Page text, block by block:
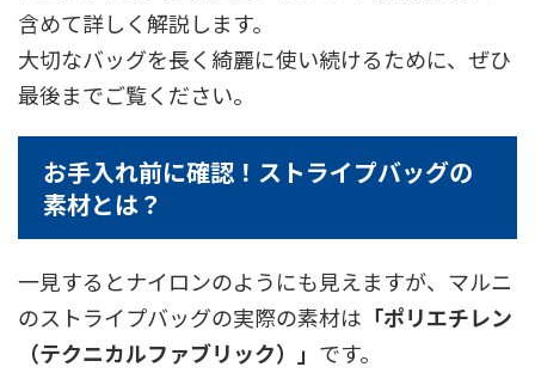
含めて詳しく解説します。
大切なバッグを長く綺麗に使い続けるために、ぜひ
最後までご覧ください。
お手入れ前に確認！ストライプバッグの
素材とは？
一見するとナイロンのようにも見えますが、マルニ
のストライプバッグの実際の素材は 「ポリエチレン
（テクニカルファブリック）」 です。